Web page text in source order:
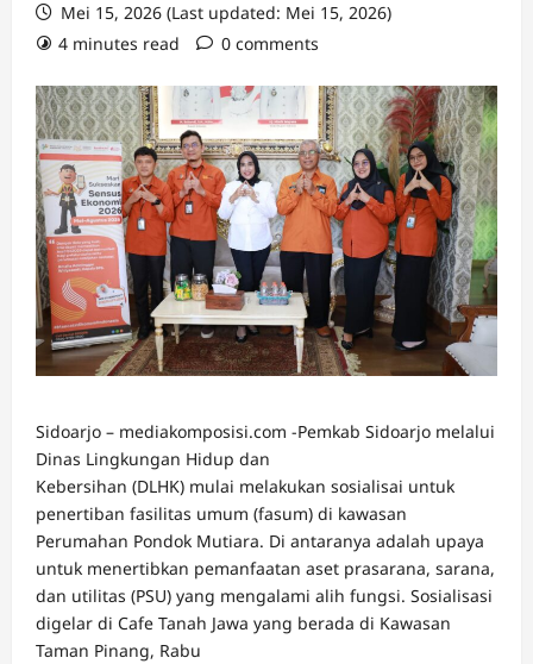
Mei 15, 2026 (Last updated: Mei 15, 2026)
4 minutes read
0 comments
Sidoarjo – mediakomposisi.com -Pemkab Sidoarjo melalui
Dinas Lingkungan Hidup dan
Kebersihan (DLHK) mulai melakukan sosialisai untuk
penertiban fasilitas umum (fasum) di kawasan
Perumahan Pondok Mutiara. Di antaranya adalah upaya
untuk menertibkan pemanfaatan aset prasarana, sarana,
dan utilitas (PSU) yang mengalami alih fungsi. Sosialisasi
digelar di Cafe Tanah Jawa yang berada di Kawasan
Taman Pinang, Rabu